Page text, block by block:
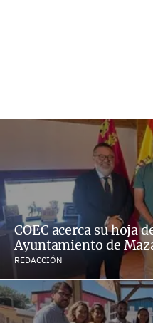
COEC acerca su hoja
Ayuntamiento de
REDACCIÓN